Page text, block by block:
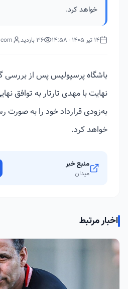
خواهد کرد.
14 تیر 1405 - 14:58 36 بازدید
باشگاه پرسپولیس پس از بررسی
نهایت با مهدی تارتار به توافق
به‌زودی قرارداد خود را به
خواهد کرد.
منبع خبر
میدان
اخبار مرتبط